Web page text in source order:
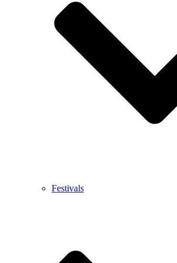
Festivals